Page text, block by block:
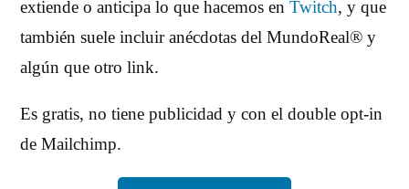
extiende o anticipa lo que hacemos en Twitch, y que
también suele incluir anécdotas del MundoReal® y
algún que otro link.
Es gratis, no tiene publicidad y con el double opt-in
de Mailchimp.